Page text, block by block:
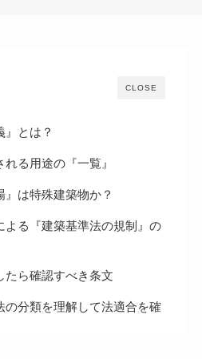
CLOSE
』とは？
る用途の『一覧』
』は特殊建築物か？
よる『建築基準法の規制』の
たら確認すべき条文
の分類を理解して法適合を確